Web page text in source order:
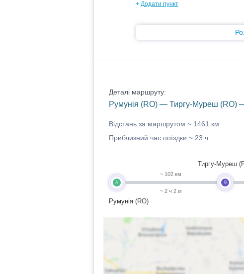
+ Додати пункт
Деталі маршруту:
Румунія (RO) — Тиргу-Муреш (RO)
Відстань за маршрутом ~ 1461 км
Приблизний час поїздки ~ 23 ч
A
Румунія (RO)
~ 102 км
~ 2 ч 2 м
B
Тиргу-Муреш